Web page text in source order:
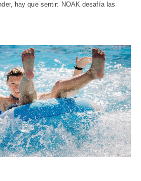
hay que sentir: NOAK desafía las